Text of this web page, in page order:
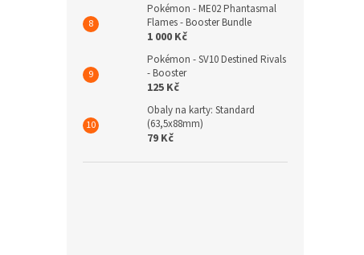
Pokémon - ME02 Phantasmal
Flames - Booster Bundle
1 000 Kč
Pokémon - SV10 Destined Rivals
- Booster
125 Kč
Obaly na karty: Standard
(63,5x88mm)
79 Kč